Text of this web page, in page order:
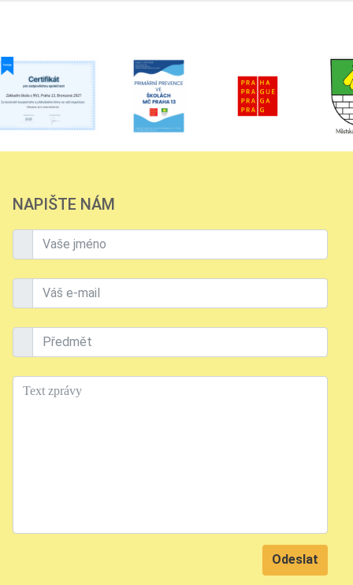
NAPIŠTE NÁM
Vaše jméno
Váš e-mail
Předmět
Text
Odeslat